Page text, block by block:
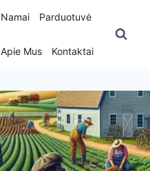
Namai Parduotuvė
Apie Mus Kontaktai